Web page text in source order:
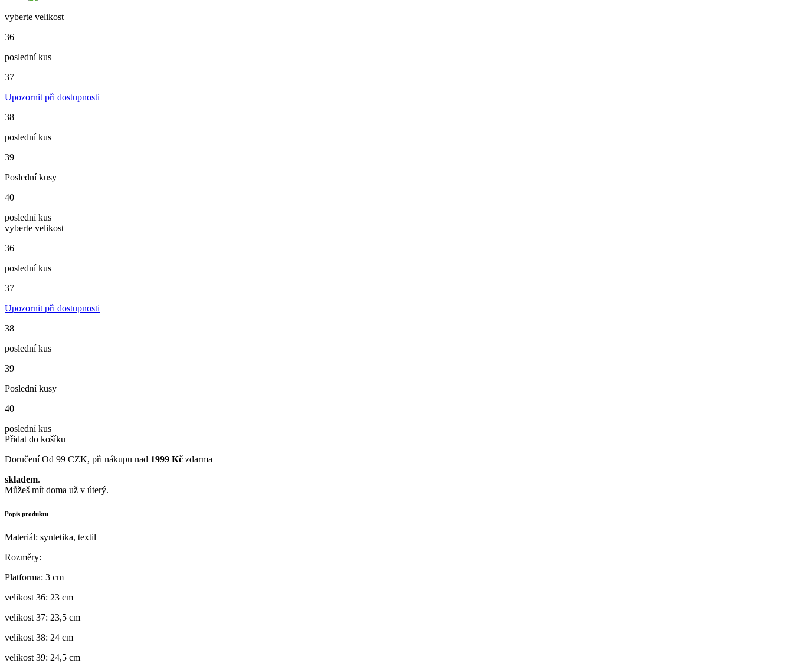
vyberte velikost
36
poslední kus
37
Upozornit při dostupnosti
38
poslední kus
39
Poslední kusy
40
poslední kus
vyberte velikost
36
poslední kus
37
Upozornit při dostupnosti
38
poslední kus
39
Poslední kusy
40
poslední kus
Přidat do košíku
Doručení Od 99 CZK, při nákupu nad 1999 Kč zdarma
skladem.
Můžeš mít doma už v úterý.
Popis produktu
Materiál: syntetika, textil
Rozměry:
Platforma: 3 cm
velikost 36: 23 cm
velikost 37: 23,5 cm
velikost 38: 24 cm
velikost 39: 24,5 cm